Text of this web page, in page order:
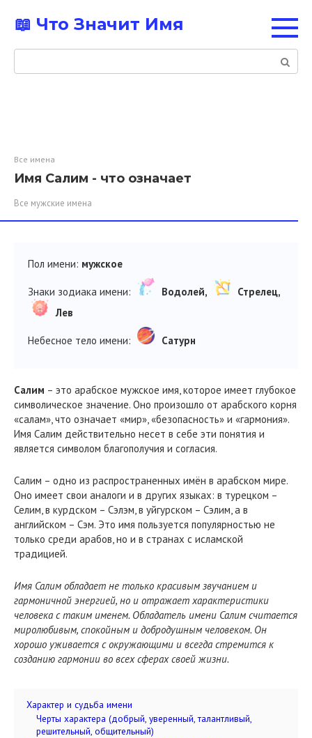
контенту
📖 Что Значит Имя
Поиск:
Все имена
Имя Салим - что означает
Все мужские имена
Пол имени: мужское
Знаки зодиака имени: Водолей,
Стрелец,
Лев
Небесное тело имени: Сатурн
Салим – это арабское мужское имя, которое имеет глубокое
символическое значение. Оно произошло от арабского корня
«салам», что означает «мир», «безопасность» и «гармония».
Имя Салим действительно несет в себе эти понятия и
является символом благополучия и согласия.
Салим – одно из распространенных имён в арабском мире.
Оно имеет свои аналоги и в других языках: в турецком –
Селим, в курдском – Сэлэм, в уйгурском – Сэлим, а в
английском – Сэм. Это имя пользуется популярностью не
только среди арабов, но и в странах с исламской
традицией.
Имя Салим обладает не только красивым звучанием и
гармоничной энергией, но и отражает характеристики
человека с таким именем. Обладатель имени Салим считается
миролюбивым, спокойным и добродушным человеком. Он
хорошо уживается с окружающими и всегда стремится к
созданию гармонии во всех сферах своей жизни.
Характер и судьба имени
Черты характера (добрый, уверенный, талантливый,
решительный, общительный)